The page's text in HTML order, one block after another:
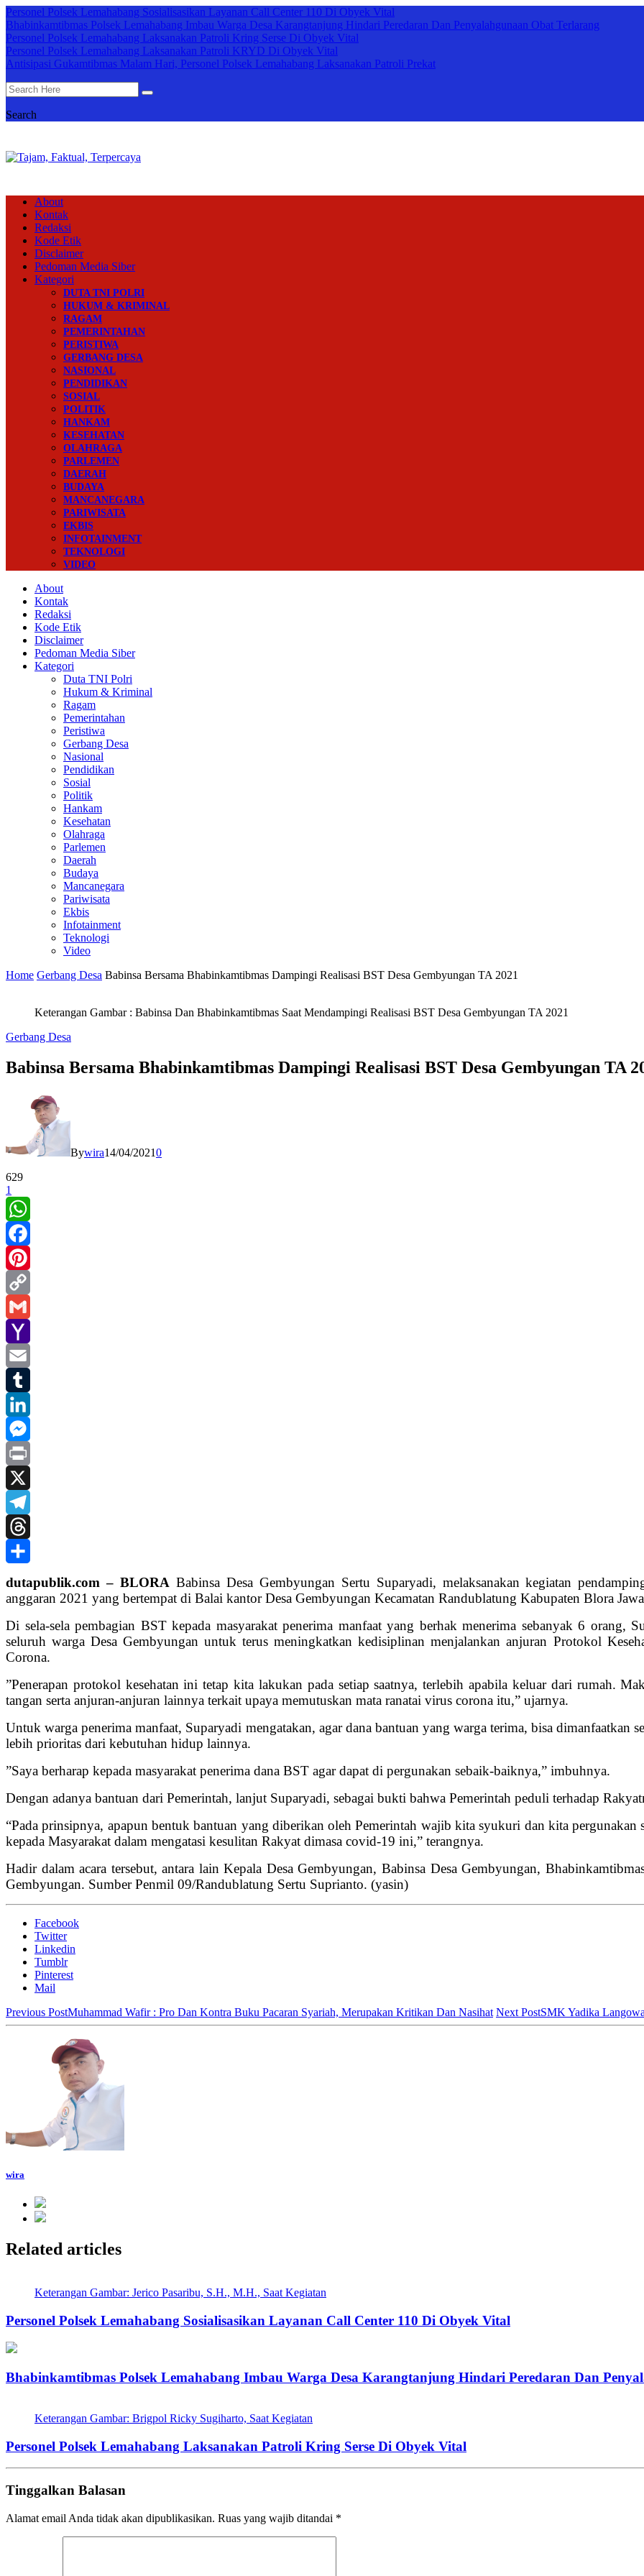
Personel Polsek Lemahabang Sosialisasikan Layanan Call Center 110 Di Obyek Vital
Bhabinkamtibmas Polsek Lemahabang Imbau Warga Desa Karangtanjung Hindari Peredaran Dan Penyalahgunaan Obat Terlarang
Personel Polsek Lemahabang Laksanakan Patroli Kring Serse Di Obyek Vital
Personel Polsek Lemahabang Laksanakan Patroli KRYD Di Obyek Vital
Antisipasi Gukamtibmas Malam Hari, Personel Polsek Lemahabang Laksanakan Patroli Prekat
Search
About
Kontak
Redaksi
Kode Etik
Disclaimer
Pedoman Media Siber
Kategori
DUTA TNI POLRI
HUKUM & KRIMINAL
RAGAM
PEMERINTAHAN
PERISTIWA
GERBANG DESA
NASIONAL
PENDIDIKAN
SOSIAL
POLITIK
HANKAM
KESEHATAN
OLAHRAGA
PARLEMEN
DAERAH
BUDAYA
MANCANEGARA
PARIWISATA
EKBIS
INFOTAINMENT
TEKNOLOGI
VIDEO
About
Kontak
Redaksi
Kode Etik
Disclaimer
Pedoman Media Siber
Kategori
Duta TNI Polri
Hukum & Kriminal
Ragam
Pemerintahan
Peristiwa
Gerbang Desa
Nasional
Pendidikan
Sosial
Politik
Hankam
Kesehatan
Olahraga
Parlemen
Daerah
Budaya
Mancanegara
Pariwisata
Ekbis
Infotainment
Teknologi
Video
Home Gerbang Desa Babinsa Bersama Bhabinkamtibmas Dampingi Realisasi BST Desa Gembyungan TA 2021
Keterangan Gambar : Babinsa Dan Bhabinkamtibmas Saat Mendampingi Realisasi BST Desa Gembyungan TA 2021
Gerbang Desa
Babinsa Bersama Bhabinkamtibmas Dampingi Realisasi BST Desa Gembyungan TA
Bywira14/04/20210
629
1
WhatsApp
Facebook
Pinterest
Copy
Link
Gmail
Yahoo
Mail
Email
Tumblr
LinkedIn
Messenger
Print
X
Telegram
Threads
Share
dutapublik.com – BLORA Babinsa Desa Gembyungan Sertu Suparyadi, melaksanakan kegiatan
anggaran 2021 yang bertempat di Balai kantor Desa Gembyungan Kecamatan Randublatung Kabupaten Blora
Di sela-sela pembagian BST kepada masyarakat penerima manfaat yang berhak menerima sebanyak 6 orang,
seluruh warga Desa Gembyungan untuk terus meningkatkan kedisiplinan menjalankan anjuran Protokol
Corona.
”Penerapan protokol kesehatan ini tetap kita lakukan pada setiap saatnya, terlebih apabila keluar dari rumah.
tangan serta anjuran-anjuran lainnya terkait upaya memutuskan mata ranatai virus corona itu,” ujarnya.
Untuk warga penerima manfaat, Suparyadi mengatakan, agar dana bantuan yang warga terima, bisa dimanfaatkan
lebih prioritas dari kebutuhan hidup lainnya.
”Saya berharap kepada masyarakat penerima dana BST agar dapat di pergunakan sebaik-baiknya,” imbuhnya.
Dengan adanya bantuan dari Pemerintah, lanjut Suparyadi, sebagai bukti bahwa Pemerintah peduli terhadap
“Pada prinsipnya, apapun bentuk bantuan yang diberikan oleh Pemerintah wajib kita syukuri dan kita
kepada Masyarakat dalam mengatasi kesulitan Rakyat dimasa covid-19 ini,” terangnya.
Hadir dalam acara tersebut, antara lain Kepala Desa Gembyungan, Babinsa Desa Gembyungan,
Gembyungan. Sumber Penmil 09/Randublatung Sertu Suprianto. (yasin)
Facebook
Twitter
Linkedin
Tumblr
Pinterest
Mail
Previous PostMuhammad Wafir : Pro Dan Kontra Buku Pacaran Syariah, Merupakan Kritikan Dan Nasihat Next PostSMK Yadika
wira
Related articles
Keterangan Gambar: Jerico Pasaribu, S.H., M.H., Saat Kegiatan
Personel Polsek Lemahabang Sosialisasikan Layanan Call Center 110 Di Obyek Vital
Bhabinkamtibmas Polsek Lemahabang Imbau Warga Desa Karangtanjung Hindari Peredaran Dan
Keterangan Gambar: Brigpol Ricky Sugiharto, Saat Kegiatan
Personel Polsek Lemahabang Laksanakan Patroli Kring Serse Di Obyek Vital
Tinggalkan Balasan
Alamat email Anda tidak akan dipublikasikan. Ruas yang wajib ditandai *